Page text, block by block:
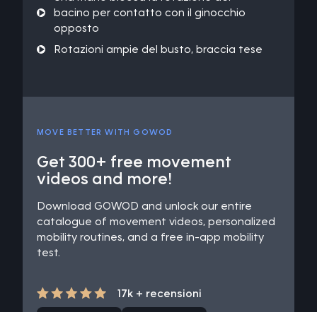
bacino per contatto con il ginocchio
opposto
Rotazioni ampie del busto, braccia tese
MOVE BETTER WITH GOWOD
Get 300+ free movement
videos and more!
Download GOWOD and unlock our entire
catalogue of movement videos, personalized
mobility routines, and a free in-app mobility
test.
17k + recensioni